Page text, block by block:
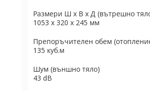
Размери Ш х В х Д (вътрешно
1053 x 320 x 245 мм
Препоръчителен обем
135 куб.м
Шум (външно тяло)
43 dB